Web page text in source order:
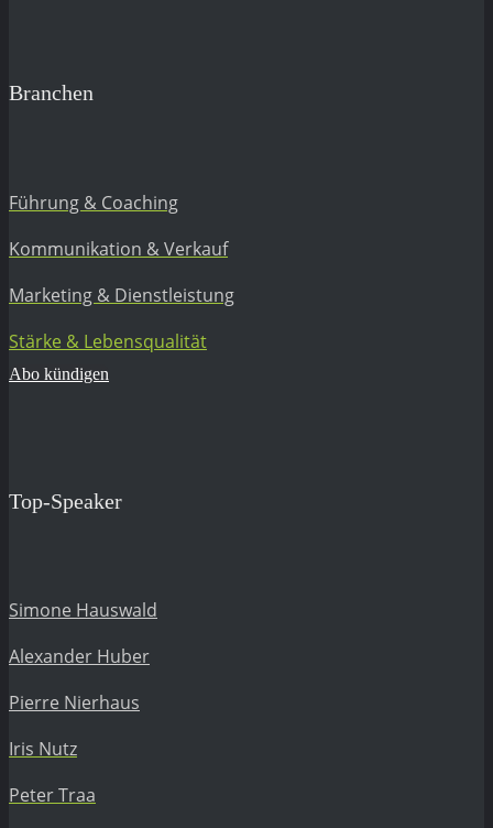
Branchen
Führung & Coaching
Kommunikation & Verkauf
Marketing & Dienstleistung
Stärke & Lebensqualität
Abo kündigen
Top-Speaker
Simone Hauswald
Alexander Huber
Pierre Nierhaus
Iris Nutz
Peter Traa